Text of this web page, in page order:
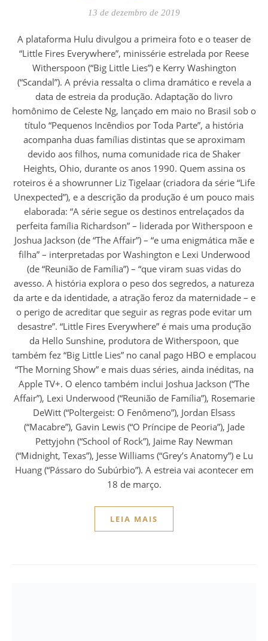
13 de dezembro de 2019
A plataforma Hulu divulgou a primeira foto e o teaser de
“Little Fires Everywhere”, minissérie estrelada por Reese
Witherspoon (“Big Little Lies”) e Kerry Washington
(“Scandal”). A prévia ressalta o clima dramático e revela a
data de estreia da produção. Adaptação do livro
homônimo de Celeste Ng, lançado em maio no Brasil sob o
título “Pequenos Incêndios por Toda Parte”, a história
acompanha duas famílias distintas que se aproximam
devido aos filhos, numa comunidade rica de Shaker
Heights, Ohio, durante os anos 1990. Quem assina os
roteiros é a showrunner Liz Tigelaar (criadora da série “Life
Unexpected”), e a descrição da produção é um pouco mais
elaborada: “A série segue os destinos entrelaçados da
perfeita família Richardson” – liderada por Witherspoon e
Joshua Jackson (de “The Affair”) – “e uma enigmática mãe e
filha” – interpretadas por Washington e Lexi Underwood
(de “Reunião de Família”) – “que viram suas vidas do
avesso. A história explora o peso dos segredos, a natureza
da arte e da identidade, a atração feroz da maternidade – e
o perigo de acreditar que seguir as regras pode evitar um
desastre”. “Little Fires Everywhere” é mais uma produção
da Hello Sunshine, produtora de Witherspoon, que
também fez “Big Little Lies” no canal pago HBO e emplacou
“The Morning Show” e mais duas séries, ainda inéditas, na
Apple TV+. O elenco também inclui Joshua Jackson (“The
Affair”), Lexi Underwood (“Reunião de Família”), Rosemarie
DeWitt (“Poltergeist: O Fenômeno”), Jordan Elsass
(“Macabre”), Gavin Lewis (“O Príncipe de Peoria”), Jade
Pettyjohn (“School of Rock”), Jaime Ray Newman
(“Midnight, Texas”), Jesse Williams (“Grey’s Anatomy”) e Lu
Huang (“Pássaro do Subúrbio”). A estreia vai acontecer em
18 de março.
LEIA MAIS